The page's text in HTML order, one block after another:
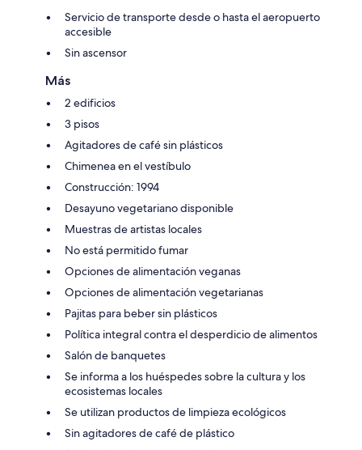
Servicio de transporte desde o hasta el aeropuerto
accesible
Sin ascensor
Más
2 edificios
3 pisos
Agitadores de café sin plásticos
Chimenea en el vestíbulo
Construcción: 1994
Desayuno vegetariano disponible
Muestras de artistas locales
No está permitido fumar
Opciones de alimentación veganas
Opciones de alimentación vegetarianas
Pajitas para beber sin plásticos
Política integral contra el desperdicio de alimentos
Salón de banquetes
Se informa a los huéspedes sobre la cultura y los
ecosistemas locales
Se utilizan productos de limpieza ecológicos
Sin agitadores de café de plástico